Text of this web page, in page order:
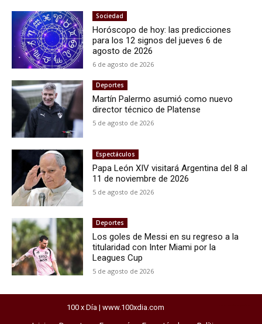
Sociedad
Horóscopo de hoy: las predicciones
para los 12 signos del jueves 6 de
agosto de 2026
6 de agosto de 2026
Deportes
Martín Palermo asumió como nuevo
director técnico de Platense
5 de agosto de 2026
Espectáculos
Papa León XIV visitará Argentina del 8 al
11 de noviembre de 2026
5 de agosto de 2026
Deportes
Los goles de Messi en su regreso a la
titularidad con Inter Miami por la
Leagues Cup
5 de agosto de 2026
100 x Día | www.100xdia.com